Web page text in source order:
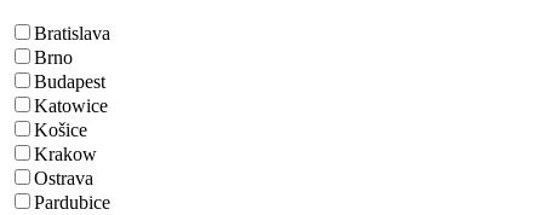
Bratislava
Brno
Budapest
Katowice
Košice
Krakow
Ostrava
Pardubice